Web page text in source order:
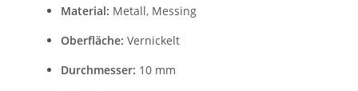
Material: Metall, Messing
Oberfläche: Vernickelt
Durchmesser: 10 mm